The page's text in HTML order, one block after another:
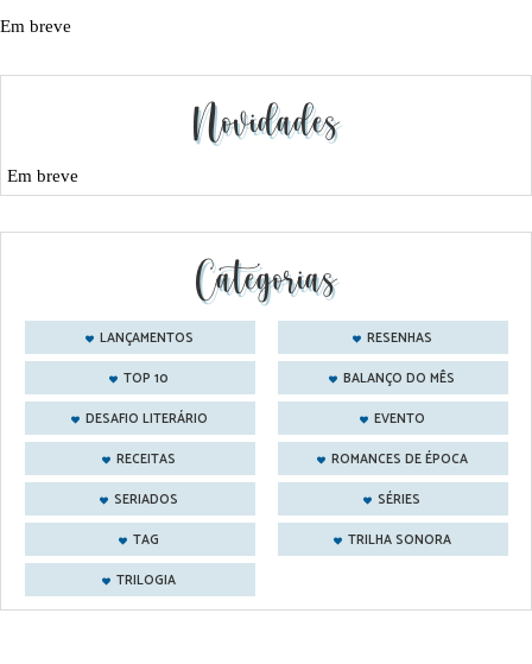
Em breve
Novidades
Em breve
Categorias
LANÇAMENTOS
RESENHAS
TOP 10
BALANÇO DO MÊS
DESAFIO LITERÁRIO
EVENTO
RECEITAS
ROMANCES DE ÉPOCA
SERIADOS
SÉRIES
TAG
TRILHA SONORA
TRILOGIA